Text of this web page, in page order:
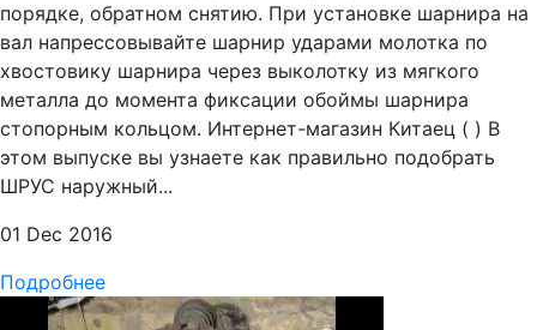
порядке, обратном снятию. При установке шарнира на
вал напрессовывайте шарнир ударами молотка по
хвостовику шарнира через выколотку из мягкого
металла до момента фиксации обоймы шарнира
стопорным кольцом. Интернет-магазин Китаец ( ) В
этом выпуске вы узнаете как правильно подобрать
ШРУС наружный...
01 Dec 2016
Подробнее